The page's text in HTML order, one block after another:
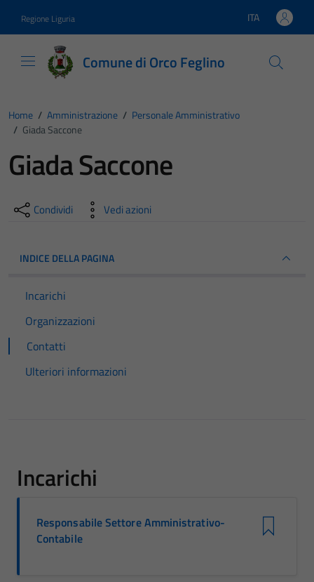
Regione Liguria Lingua attiva:
ITA
Comune di Orco Feglino
Home / Amministrazione / Personale Amministrativo
/ Giada Saccone
Giada Saccone
Condividi Vedi azioni
INDICE DELLA PAGINA
Incarichi
Organizzazioni
Contatti
Ulteriori informazioni
Incarichi
Responsabile Settore Amministrativo-
Contabile